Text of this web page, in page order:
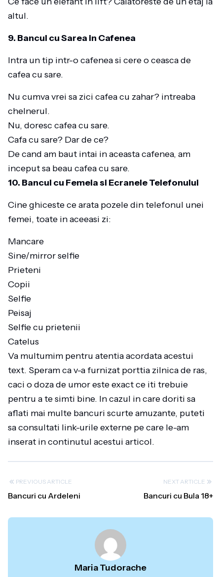
altul.
9. Bancul cu Sarea in Cafenea
Intra un tip intr-o cafenea si cere o ceasca de
cafea cu sare.
Nu cumva vrei sa zici cafea cu zahar? intreaba
chelnerul.
Nu, doresc cafea cu sare.
Cafa cu sare? Dar de ce?
De cand am baut intai in aceasta cafenea, am
inceput sa beau cafea cu sare.
10. Bancul cu Femeia si Ecranele Telefonului
Cine ghiceste ce arata pozele din telefonul unei
femei, toate in aceeasi zi:
Mancare
Sine/mirror selfie
Prieteni
Copii
Selfie
Peisaj
Selfie cu prietenii
Catelus
Va multumim pentru atentia acordata acestui
text. Speram ca v-a furnizat porttia zilnica de ras,
caci o doza de umor este exact ce iti trebuie
pentru a te simti bine. In cazul in care doriti sa
aflati mai multe bancuri scurte amuzante, puteti
sa consultati link-urile externe pe care le-am
inserat in continutul acestui articol.
PREVIOUS ARTICLE
Bancuri cu Ardeleni
NEXT ARTICLE
Bancuri cu Bula 18+
Maria Tudorache